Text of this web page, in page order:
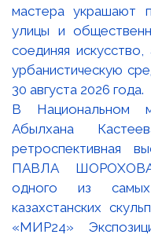
В Национальном
Абылхана
ретроспективная
ПАВЛА
одного из самых
казахстанских
«МИР24»